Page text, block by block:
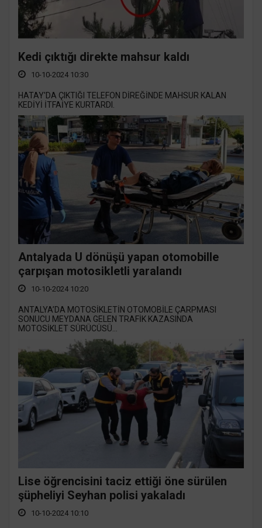
Kedi çıktığı direkte mahsur kaldı
10-10-2024 10:30
HATAY'DA ÇIKTIĞI TELEFON DİREĞİNDE MAHSUR KALAN
KEDİYİ İTFAİYE KURTARDI.
Antalyada U dönüşü yapan otomobille
çarpışan motosikletli yaralandı
10-10-2024 10:20
ANTALYA’DA MOTOSİKLETİN OTOMOBİLE ÇARPMASI
SONUCU MEYDANA GELEN TRAFİK KAZASINDA
MOTOSİKLET SÜRÜCÜSÜ...
Lise öğrencisini taciz ettiği öne sürülen
şüpheliyi Seyhan polisi yakaladı
10-10-2024 10:10